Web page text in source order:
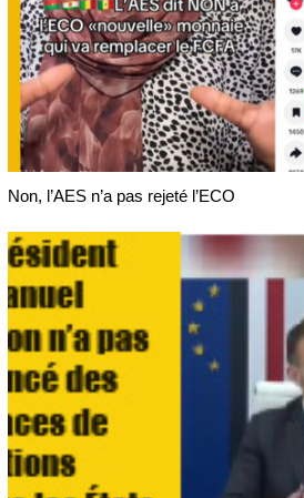
Non, l’AES n’a pas rejeté l’ECO